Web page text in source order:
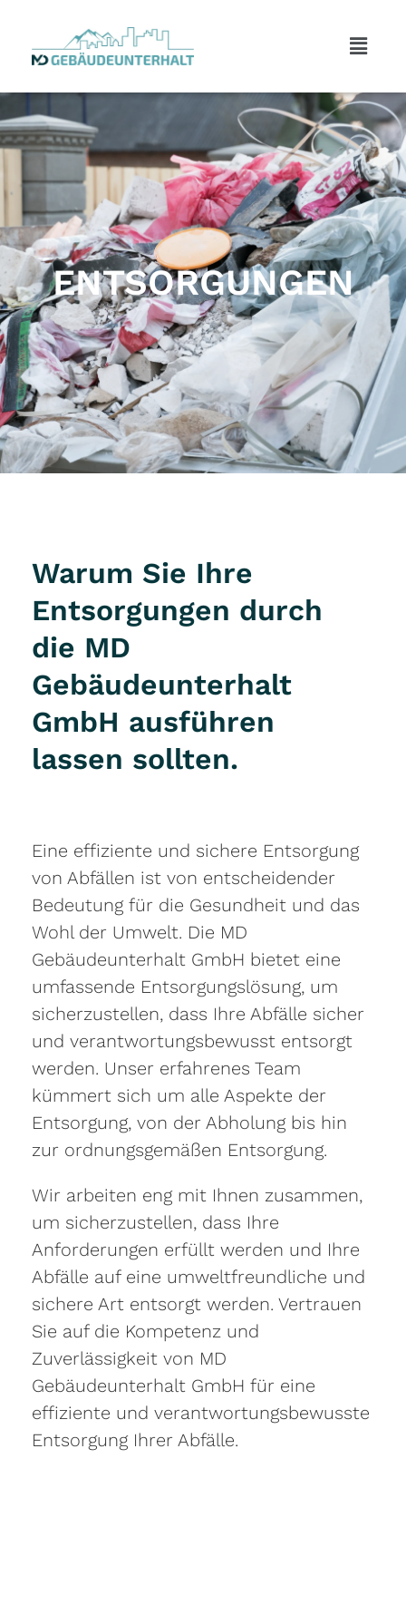
ENT­SORGUNGEN
Warum Sie Ihre
Entsorgungen durch
die MD
Gebäudeunterhalt
GmbH ausführen
lassen sollten.
Eine effiziente und sichere Entsorgung
von Abfällen ist von entscheidender
Bedeutung für die Gesundheit und das
Wohl der Umwelt. Die MD
Gebäudeunterhalt GmbH bietet eine
umfassende Entsorgungslösung, um
sicherzustellen, dass Ihre Abfälle sicher
und verantwortungsbewusst entsorgt
werden. Unser erfahrenes Team
kümmert sich um alle Aspekte der
Entsorgung, von der Abholung bis hin
zur ordnungsgemäßen Entsorgung.
Wir arbeiten eng mit Ihnen zusammen,
um sicherzustellen, dass Ihre
Anforderungen erfüllt werden und Ihre
Abfälle auf eine umweltfreundliche und
sichere Art entsorgt werden. Vertrauen
Sie auf die Kompetenz und
Zuverlässigkeit von MD
Gebäudeunterhalt GmbH für eine
effiziente und verantwortungsbewusste
Entsorgung Ihrer Abfälle.